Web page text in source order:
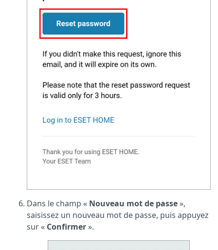
Dans le champ « Nouveau mot de passe»,
saisissez un nouveau mot de passe, puis appuyez
sur « Confirmer».